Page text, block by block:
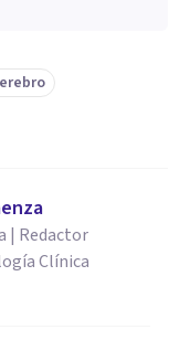
| Redactor
Clínica